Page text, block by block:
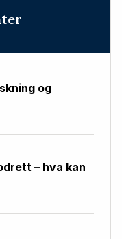
og
– hva kan